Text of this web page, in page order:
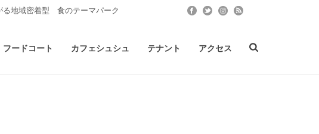
地域密着型 食のテーマパーク
フードコート カフェシュシュ テナント アクセス